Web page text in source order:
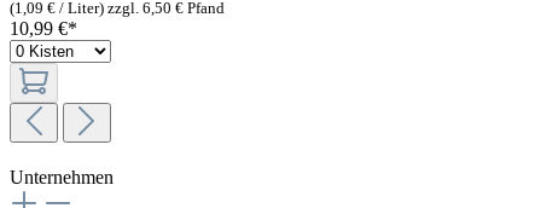
(1,09 € / Liter) zzgl. 6,50 € Pfand
10,99 €*
Unternehmen